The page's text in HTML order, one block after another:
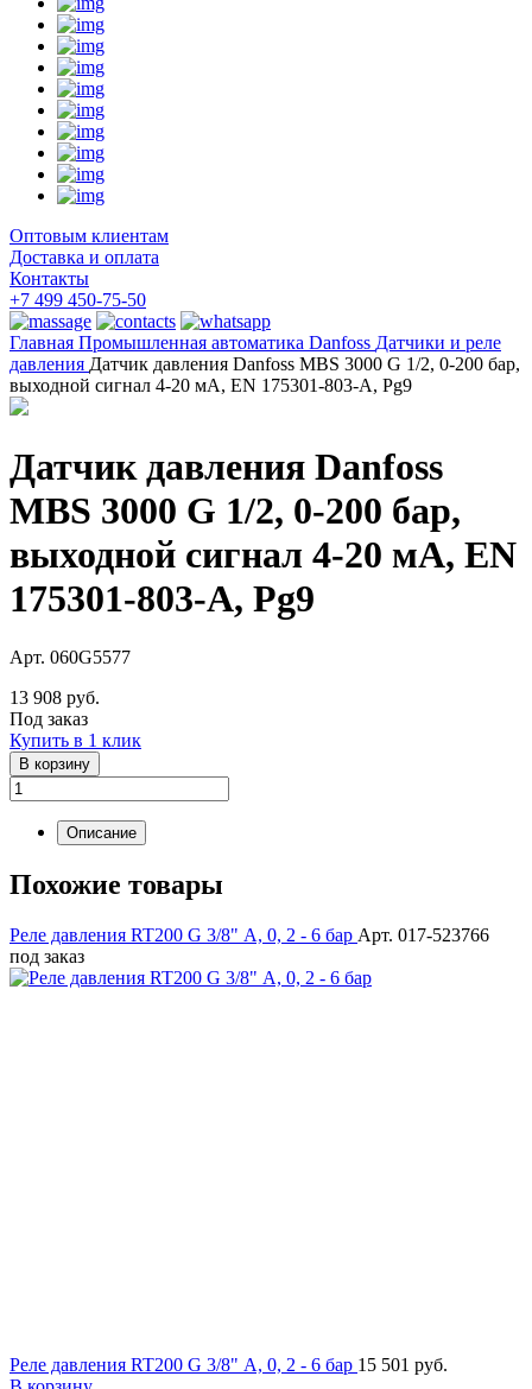
Оптовым клиентам
Доставка и оплата
Контакты
+7 499 450-75-50
Главная Промышленная автоматика Danfoss Датчики и реле
давления Датчик давления Danfoss MBS 3000 G 1/2, 0-200 бар,
выходной сигнал 4-20 мА, EN 175301-803-A, Pg9
Датчик давления Danfoss
MBS 3000 G 1/2, 0-200 бар,
выходной сигнал 4-20 мА, EN
175301-803-A, Pg9
Арт. 060G5577
13 908 руб.
Под заказ
Купить в 1 клик
В корзину
Описание
Похожие товары
Реле давления RT200 G 3/8" А, 0, 2 - 6 бар Арт. 017-523766
под заказ
Реле давления RT200 G 3/8" А, 0, 2 - 6 бар 15 501 руб.